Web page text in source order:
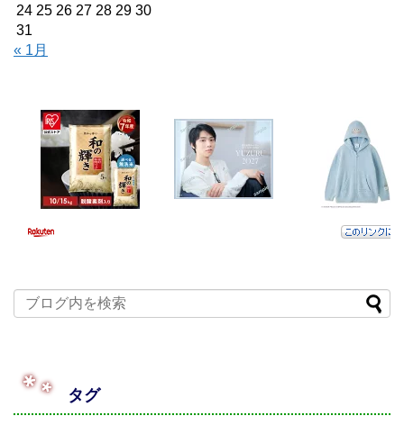
24 25 26 27 28 29 30
31
« 1月
タグ